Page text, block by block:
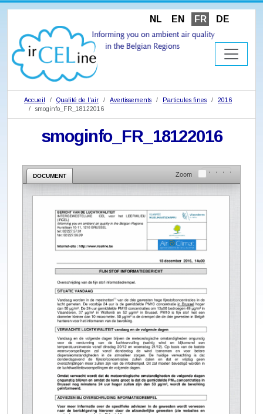
NL EN FR DE
Accueil Qualité de l'air Avertissements Particules fines
2016
smoginfo_FR_18122016
smoginfo_FR_18122016
DOCUMENT Zoom